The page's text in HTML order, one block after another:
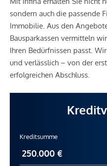
sondern auch die passende
Immobilie. Aus den
Bausparkassen vermitteln
Ihren Bedürfnissen passt.
und verlässlich – von der
erfolgreichen Abschluss.
Kreditsumme